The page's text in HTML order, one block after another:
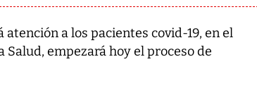
a los pacientes covid-19, en el
Salud, empezará hoy el proceso de